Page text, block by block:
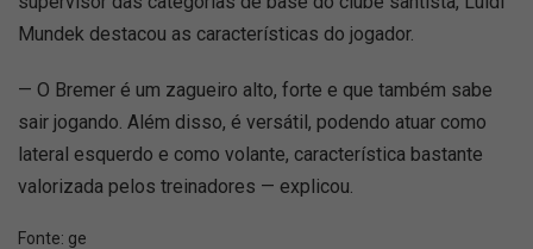
Mundek destacou as características do jogador.
— O Bremer é um zagueiro alto, forte e que também sabe
sair jogando. Além disso, é versátil, podendo atuar como
lateral esquerdo e como volante, característica bastante
valorizada pelos treinadores — explicou.
Fonte: ge